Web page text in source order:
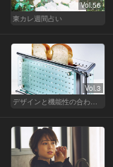
Vol.56
東カレ週間占い
Vol.3